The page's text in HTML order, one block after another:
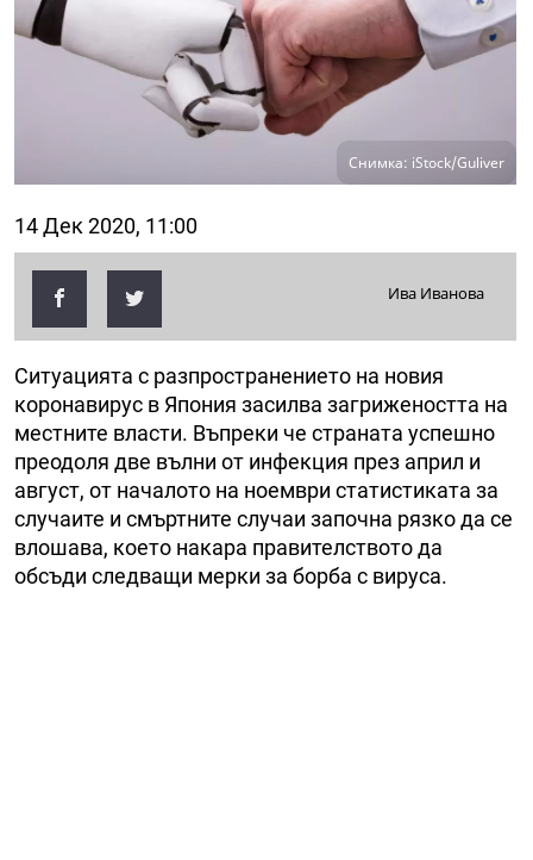
Снимка: iStock/Guliver
14 Дек 2020, 11:00
Ива Иванова
Ситуацията с разпространението на новия
коронавирус в Япония засилва загрижеността на
местните власти. Въпреки че страната успешно
преодоля две вълни от инфекция през април и
август, от началото на ноември статистиката за
случаите и смъртните случаи започна рязко да се
влошава, което накара правителството да
обсъди следващи мерки за борба с вируса.